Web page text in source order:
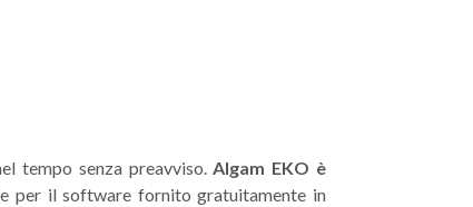
tempo senza preavviso.Algam EKO è
per il software fornito gratuitamente in